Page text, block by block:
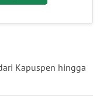
Kapuspen hingga